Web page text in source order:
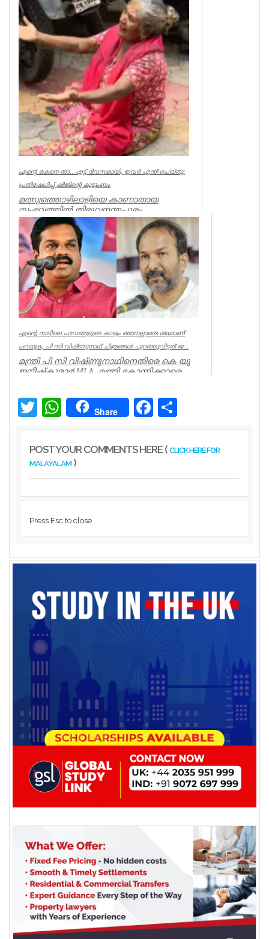
Kerala
എന്റെ മകനെ താ.. എട്ട് ദിവസമായി, ഇവര്‍ എന്ത് ചെയ്തു;
പ്രതിഷേധിച്ച് ഷിജിന്റെ കുടുംബം
മത്സ്യത്തൊഴിലാളിയെ കാണാതായ
സംഭവത്തില്‍ തിരുവനന്തപുരം
മുതലപ്പൊഴിയില്‍ പ്രതിഷേധം ശക്തം.
കാണാതായ ഷിജിന...
Kerala
എന്റെ നാട്ടിലെ പാവങ്ങളുടെ കാര്യം ഞാനല്ലാതെ ആരാണ്
പറയുക, പി സി വിഷ്‌ണുനാഥ് ചിത്രങ്ങൾ പുറത്തുവിട്ടത് ജ...
മന്ത്രി പി സി വിഷ്ണുനാഥിനെതിരെ കെ യു
ജനീഷ്കുമാർ MLA. മന്ത്രി കോന്നിക്കാരെ
Kerala
Twitter WhatsAppShare Facebook
POST YOUR COMMENTS HERE ( CLICK HERE FOR
MALAYALAM)
Press Esc to close